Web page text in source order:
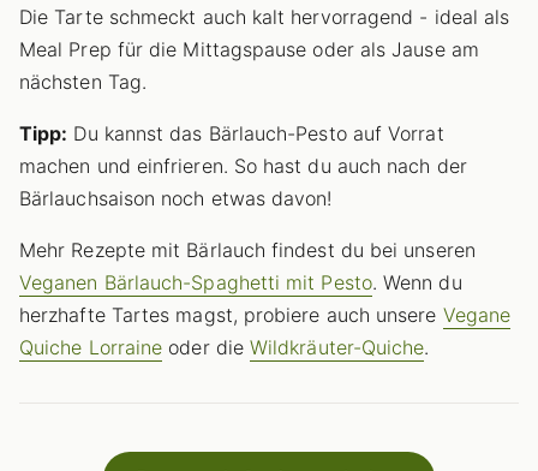
Die Tarte schmeckt auch kalt hervorragend - ideal als
Meal Prep für die Mittagspause oder als Jause am
nächsten Tag.
Tipp: Du kannst das Bärlauch-Pesto auf Vorrat
machen und einfrieren. So hast du auch nach der
Bärlauchsaison noch etwas davon!
Mehr Rezepte mit Bärlauch findest du bei unseren
Veganen Bärlauch-Spaghetti mit Pesto. Wenn du
herzhafte Tartes magst, probiere auch unsere Vegane
Quiche Lorraine oder dieWildkräuter-Quiche.